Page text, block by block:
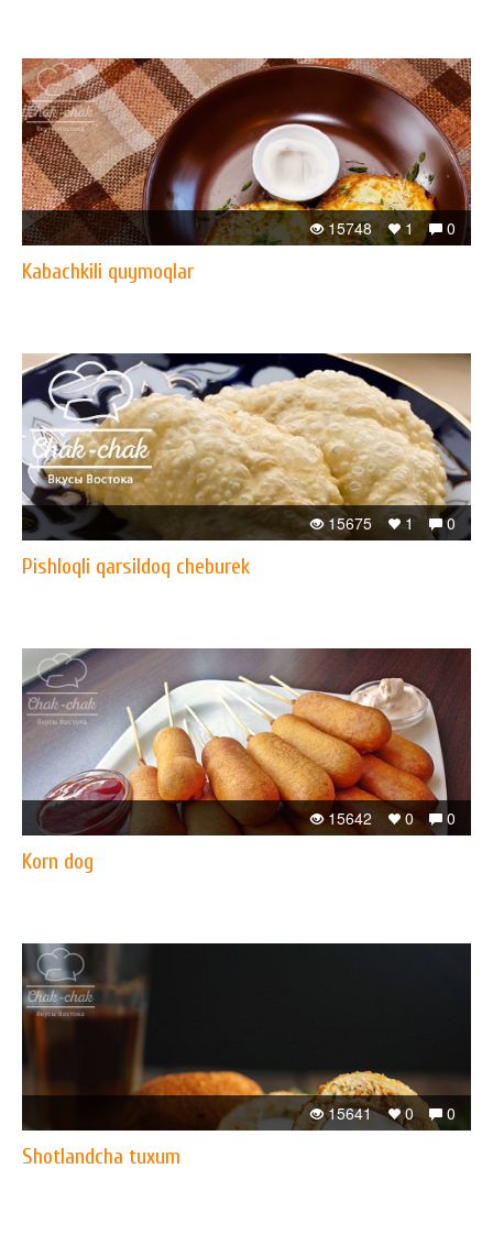
0
1
15748
Kabachkili quymoqlar
0
1
15675
Pishloqli qarsildoq cheburek
0
0
15642
Korn dog
0
0
15641
Shotlandcha tuxum